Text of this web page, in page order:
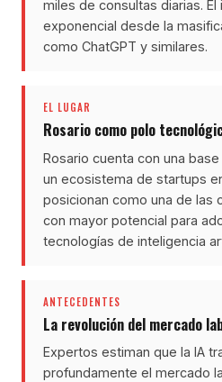
miles de consultas diarias.
exponencial desde la
como ChatGPT y similares.
EL LUGAR
Rosario como polo
Rosario cuenta con una
un ecosistema de startups
posicionan como una de las
con mayor potencial para
tecnologías de inteligencia
ANTECEDENTES
La revolución del mercado
Expertos estiman que la IA
profundamente el mercado